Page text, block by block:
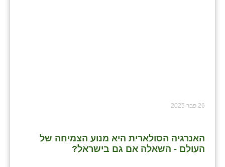
26 פבר 2025
האנרגיה הסולארית היא מנוע הצמיחה של
העולם - השאלה אם גם בישראל?